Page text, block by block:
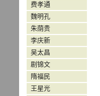
费孝通
魏明孔
朱荫贵
李庆新
吴太昌
剧锦文
隋福民
王星光